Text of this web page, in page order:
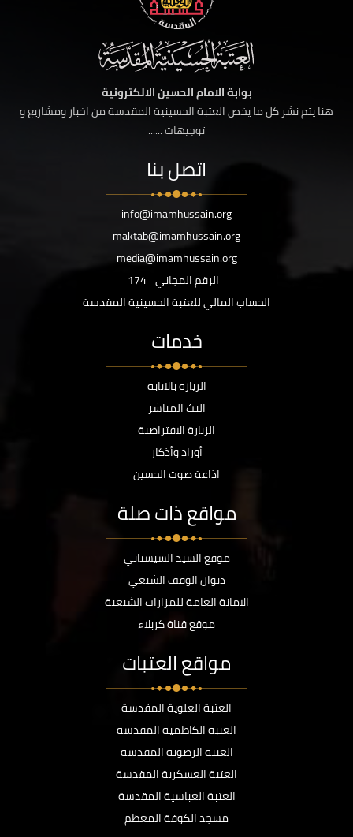
بوابة الامام الحسين الالكترونية
هنا يتم نشر كل ما يخص العتبة الحسينية المقدسة من اخبار ومشاريع و
توجيهات ......
اتصل بنا
info@imamhussain.org
maktab@imamhussain.org
media@imamhussain.org
الرقم المجاني 174
الحساب المالي للعتبة الحسينية المقدسة
خدمات
الزيارة بالانابة
البث المباشر
الزيارة الافتراضية
أوراد وأذكار
اذاعة صوت الحسين
مواقع ذات صلة
موقع السيد السيستاني
ديوان الوقف الشيعي
الامانة العامة للمزارات الشيعية
موقع قناة كربلاء
مواقع العتبات
العتبة العلوية المقدسة
العتبة الكاظمية المقدسة
العتبة الرضوية المقدسة
العتبة العسكرية المقدسة
العتبة العباسية المقدسة
مسجد الكوفة المعظم